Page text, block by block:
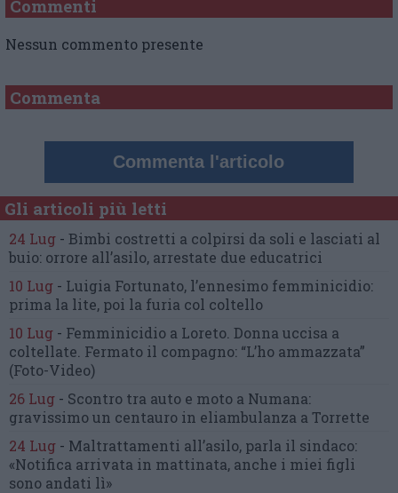
Commenti
Nessun commento presente
Commenta
Commenta l'articolo
Gli articoli più letti
24 Lug - Bimbi costretti a colpirsi da soli e lasciati al
buio: orrore all’asilo, arrestate due educatrici
10 Lug - Luigia Fortunato, l’ennesimo femminicidio:
prima la lite, poi la furia col coltello
10 Lug - Femminicidio a Loreto. Donna uccisa a
coltellate. Fermato il compagno: “L’ho ammazzata”
(Foto-Video)
26 Lug - Scontro tra auto e moto a Numana:
gravissimo un centauro in eliambulanza a Torrette
24 Lug - Maltrattamenti all’asilo, parla il sindaco:
«Notifica arrivata in mattinata, anche i miei figli
sono andati lì»